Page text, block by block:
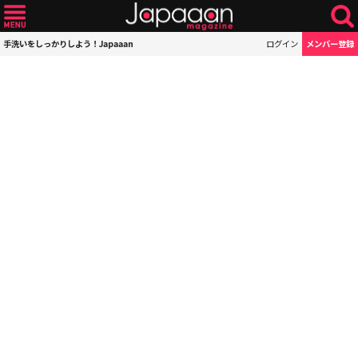
手洗いをしっかりしよう！Japaaan ログイン メンバー登録